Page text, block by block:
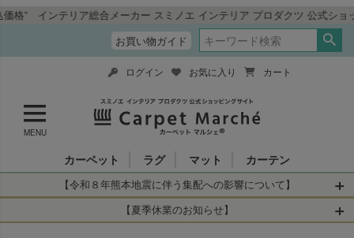
リア総合メーカー スミノエ インテリア プロダクツ 公式ショッピングサ
お買い物ガイド
MENU
ログイン お気に入り カート
カーペット ラグ マット カーテン
【令和８年熊本地震に伴う集配への影響について】
令和8年熊本地震により、お亡くなりになられた方々に深く
【夏季休業のお知らせ】